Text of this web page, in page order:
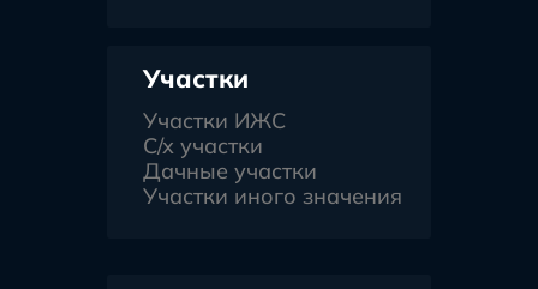
Участки
Участки ИЖС
С/х участки
Дачные участки
Участки иного значения